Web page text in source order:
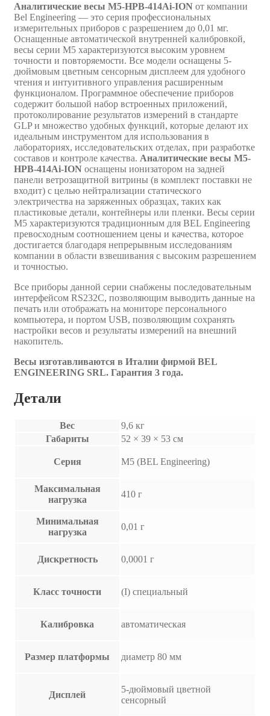
Аналитические весы M5-HPB-414Ai-ION от компании
Bel Engineering — это серия профессиональных
измерительных приборов с разрешением до 0,01 мг.
Оснащенные автоматической внутренней калибровкой,
весы серии M5 характеризуются высоким уровнем
точности и повторяемости. Все модели оснащены 5-
дюймовым цветным сенсорным дисплеем для удобного
чтения и интуитивного управления расширенным
функционалом. Программное обеспечение приборов
содержит большой набор встроенных приложений,
протоколирование результатов измерений в стандарте
GLP и множество удобных функций, которые делают их
идеальным инструментом для использования в
лабораториях, исследовательских отделах, при разработке
составов и контроле качества. Аналитические весы M5-
HPB-414Ai-ION оснащены ионизатором на задней
панели ветрозащитной витрины (в комплект поставки не
входит) с целью нейтрализации статического
электричества на заряженных образцах, таких как
пластиковые детали, контейнеры или пленки. Весы серии
M5 характеризуются традиционным для BEL Engineering
превосходным соотношением цены и качества, которое
достигается благодаря непрерывным исследованиям
компании в области взвешивания с высоким разрешением
и точностью.
Все приборы данной серии снабжены последовательным
интерфейсом RS232C, позволяющим выводить данные на
печать или отображать на мониторе персонального
компьютера, и портом USB, позволяющим сохранять
настройки весов и результаты измерений на внешний
накопитель.
Весы изготавливаются в Италии фирмой BEL
ENGINEERING SRL. Гарантия 3 года.
Детали
Вес
9,6 кг
Габариты
52 × 39 × 53 см
Серия M5 (BEL Engineering)
Максимальная
нагрузка
410 г
Минимальная
нагрузка
0,01 г
Дискретность 0,0001 г
Класс точности (I) специальный
Калибровка автоматическая
Размер платформы диаметр 80 мм
Дисплей
5-дюймовый цветной
сенсорный